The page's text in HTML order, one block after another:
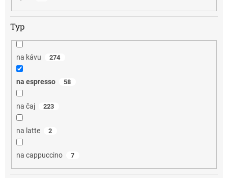
Typ
na kávu 274
na espresso 58
na čaj 223
na latte 2
na cappuccino 7